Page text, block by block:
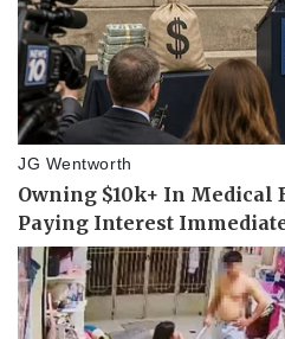
Pháp luật
Vụ án
Tin nóng
Tư vấn luật